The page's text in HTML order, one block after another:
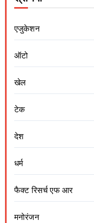
एजुकेशन
ऑटो
खेल
टेक
देश
धर्म
फैक्ट रिसर्च एफ आर
मनोरंजन